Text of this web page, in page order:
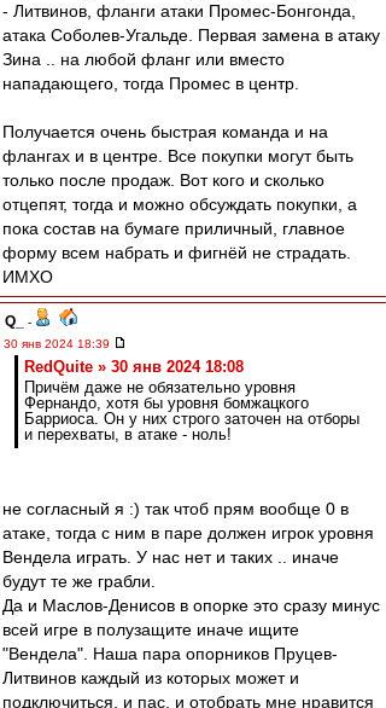
- Литвинов, фланги атаки Промес-Бонгонда,
атака Соболев-Угальде. Первая замена в атаку
Зина .. на любой фланг или вместо
нападающего, тогда Промес в центр.
Получается очень быстрая команда и на
флангах и в центре. Все покупки могут быть
только после продаж. Вот кого и сколько
отцепят, тогда и можно обсуждать покупки, а
пока состав на бумаге приличный, главное
форму всем набрать и фигнёй не страдать.
ИМХО
Q_
-
30 янв 2024 18:39
RedQuite » 30 янв 2024 18:08
Причём даже не обязательно уровня
Фернандо, хотя бы уровня бомжацкого
Барриоса. Он у них строго заточен на отборы
и перехваты, в атаке - ноль!
не согласный я :) так чтоб прям вообще 0 в
атаке, тогда с ним в паре должен игрок уровня
Вендела играть. У нас нет и таких .. иначе
будут те же грабли.
Да и Маслов-Денисов в опорке это сразу минус
всей игре в полузащите иначе ищите
"Вендела". Наша пара опорников Пруцев-
Литвинов каждый из которых может и
подключиться, и пас, и отобрать мне нравится